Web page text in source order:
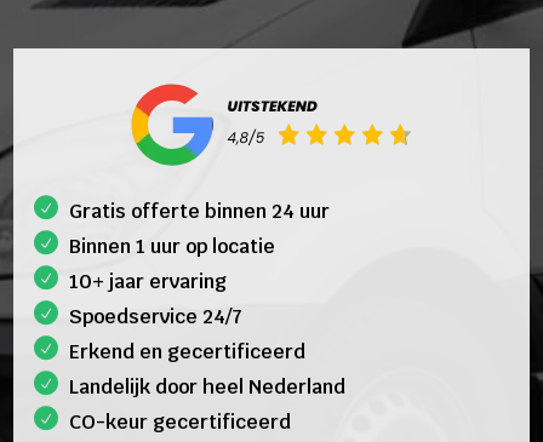
Gratis offerte binnen 24 uur
Binnen 1 uur op locatie
10+ jaar ervaring
Spoedservice 24/7
Erkend en gecertificeerd
Landelijk door heel Nederland
CO-keur gecertificeerd